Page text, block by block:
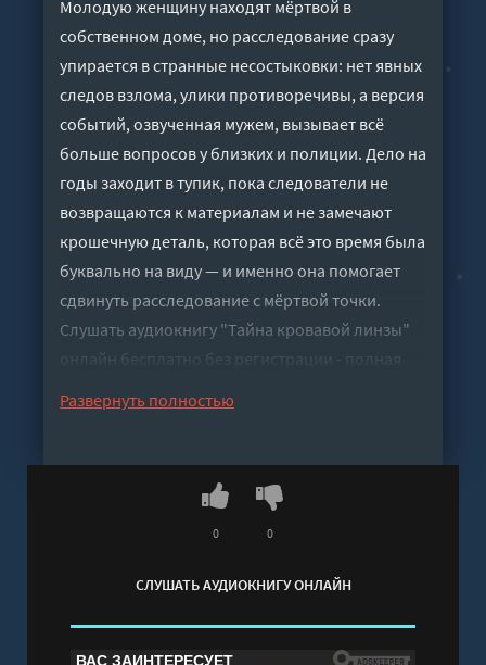
Молодую женщину находят мёртвой в
собственном доме, но расследование сразу
упирается в странные несостыковки: нет явных
следов взлома, улики противоречивы, а версия
событий, озвученная мужем, вызывает всё
больше вопросов у близких и полиции. Дело на
годы заходит в тупик, пока следователи не
возвращаются к материалам и не замечают
крошечную деталь, которая всё это время была
буквально на виду — и именно она помогает
сдвинуть расследование с мёртвой точки.
Слушать аудиокнигу "Тайна кровавой линзы"
онлайн бесплатно без регистрации - полная
Развернуть полностью
СЛУШАТЬ АУДИОКНИГУ ОНЛАЙН
0 0